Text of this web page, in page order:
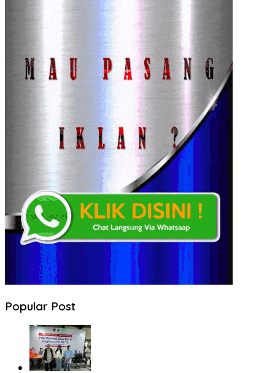
Popular Post